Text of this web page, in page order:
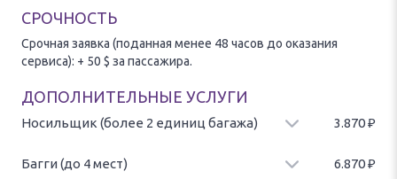
СРОЧНОСТЬ
Срочная заявка (поданная менее 48 часов до оказания
сервиса): + 50 $ за пассажира.
ДОПОЛНИТЕЛЬНЫЕ УСЛУГИ
Носильщик (более 2 единиц багажа) 3.870₽
Оплата за 2 единицы багажа. Возможна дополнительная оплата
при превышении лимита.
Багги (до 4 мест) 6.870₽